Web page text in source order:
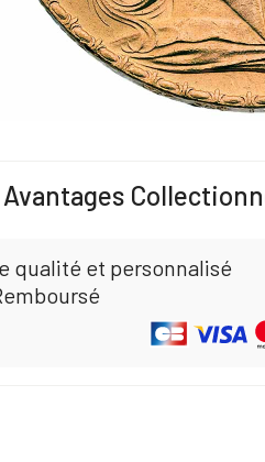
qualité et personnalisé